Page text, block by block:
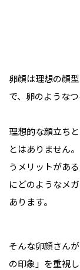
卵顔は理想の顔
で、卵のような
理想的な顔立ち
とはありません
うメリットがあ
にどのようなメ
あります。
そんな卵顔さん
の印象」を重視し